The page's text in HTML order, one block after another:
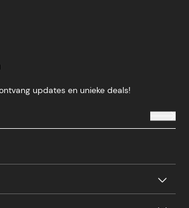
updates en unieke deals!